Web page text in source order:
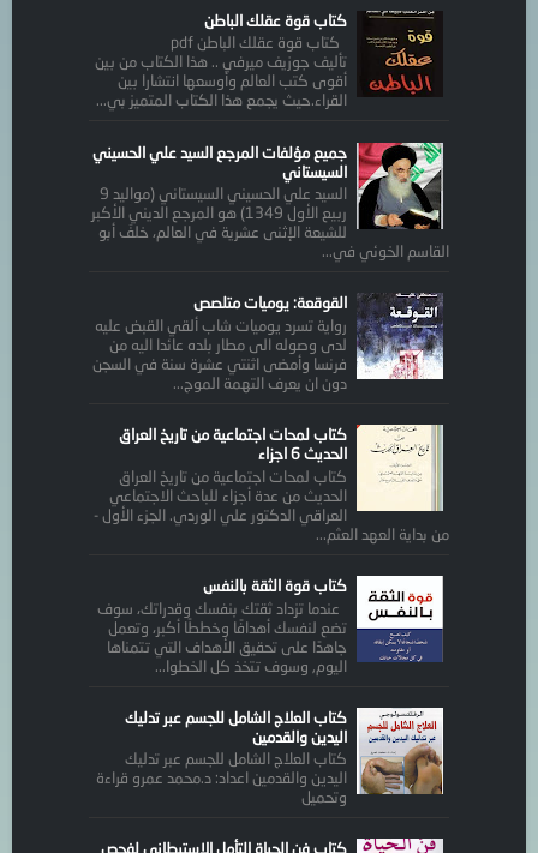
كتاب قوة عقلك الباطن
كتاب قوة عقلك الباطن pdf
تأليف جوزيف ميرفي .. هذا الكتاب من بين
أقوى كتب العالم وأوسعها انتشارا بين
القراء.حيث يجمع هذا الكتاب المتميز بي...
جميع مؤلفات المرجع السيد علي الحسيني
السيستاني
السيد علي الحسيني السيستاني (مواليد 9
ربيع الأول 1349) هو المرجع الديني الأكبر
للشيعة الإثنى عشرية في العالم، خلفَ أبو
القاسم الخوئي في...
القوقعة: يوميات متلصص
رواية تسرد يوميات شاب ألقي القبض عليه
لدى وصوله الى مطار بلده عائدا اليه من
فرنسا وأمضى اثنتي عشرة سنة في السجن
دون ان يعرف التهمة الموج...
كتاب لمحات اجتماعية من تاريخ العراق
الحديث 6 اجزاء
كتاب لمحات اجتماعية من تاريخ العراق
الحديث من عدة أجزاء للباحث الاجتماعي
العراقي الدكتور علي الوردي. الجزء الأول -
من بداية العهد العثم...
كتاب قوة الثقة بالنفس
عندما تزداد ثقتك بنفسك وقدراتك، سوف
تضع لنفسك أهدافًا وخططًا أكبر، وتعمل
جاهدًا على تحقيق الأهداف التي تتمناها
اليوم, وسوف تتخذ كل الخطوا...
كتاب العلاج الشامل للجسم عبر تدليك
اليدين والقدمين
كتاب العلاج الشامل للجسم عبر تدليك
اليدين والقدمين اعداد: د.محمد عمرو قراءة
وتحميل
كتاب فن الحياة التأمل الاستبطاني لفحص